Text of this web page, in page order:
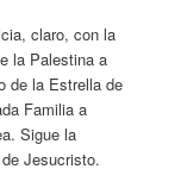
claro, con la
la Palestina a
de la Estrella de
Familia a
Sigue la
Jesucristo.